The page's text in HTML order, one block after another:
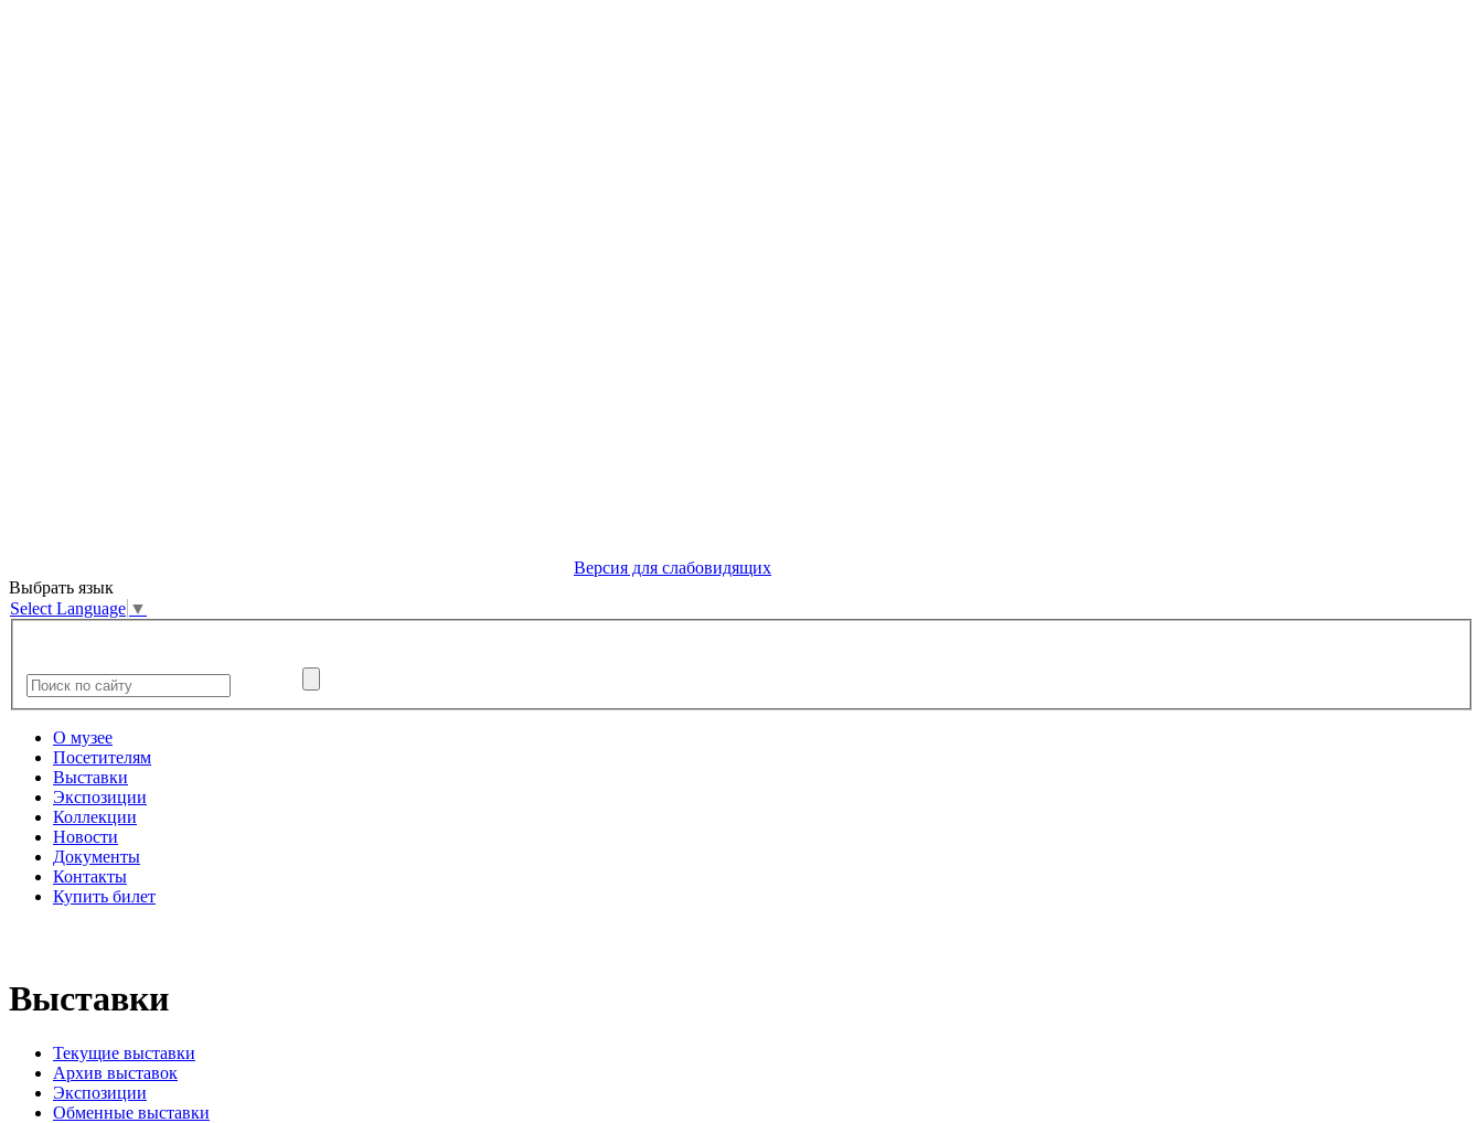
Версия для слабовидящих
Выбрать язык
Select Language ▼
О музее
Посетителям
Выставки
Экспозиции
Коллекции
Новости
Документы
Контакты
Купить билет
Выставки
Текущие выставки
Архив выставок
Экспозиции
Обменные выставки